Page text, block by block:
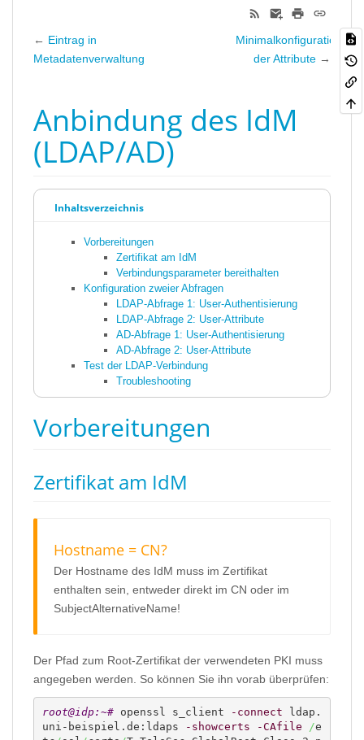
← Eintrag in
Metadatenverwaltung
Minimalkonfiguration
der Attribute →
Anbindung des IdM
(LDAP/AD)
Inhaltsverzeichnis
Vorbereitungen
Zertifikat am IdM
Verbindungsparameter bereithalten
Konfiguration zweier Abfragen
LDAP-Abfrage 1: User-Authentisierung
LDAP-Abfrage 2: User-Attribute
AD-Abfrage 1: User-Authentisierung
AD-Abfrage 2: User-Attribute
Test der LDAP-Verbindung
Troubleshooting
Vorbereitungen
Zertifikat am IdM
Hostname = CN?
Der Hostname des IdM muss im Zertifikat
enthalten sein, entweder direkt im CN oder im
SubjectAlternativeName!
Der Pfad zum Root-Zertifikat der verwendeten PKI muss
angegeben werden. So können Sie ihn vorab überprüfen:
root@idp:~# openssl s_client -connect ldap.
uni-beispiel.de:ldaps
-showcerts -CAfile /e